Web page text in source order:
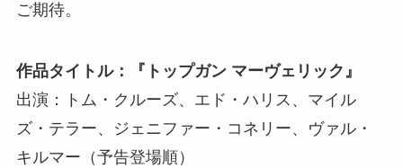
ご期待。
作品タイトル：『トップガン マーヴェリック』
出演：トム・クルーズ、エド・ハリス、マイル
ズ・テラー、ジェニファー・コネリー、ヴァル・
キルマー（予告登場順）